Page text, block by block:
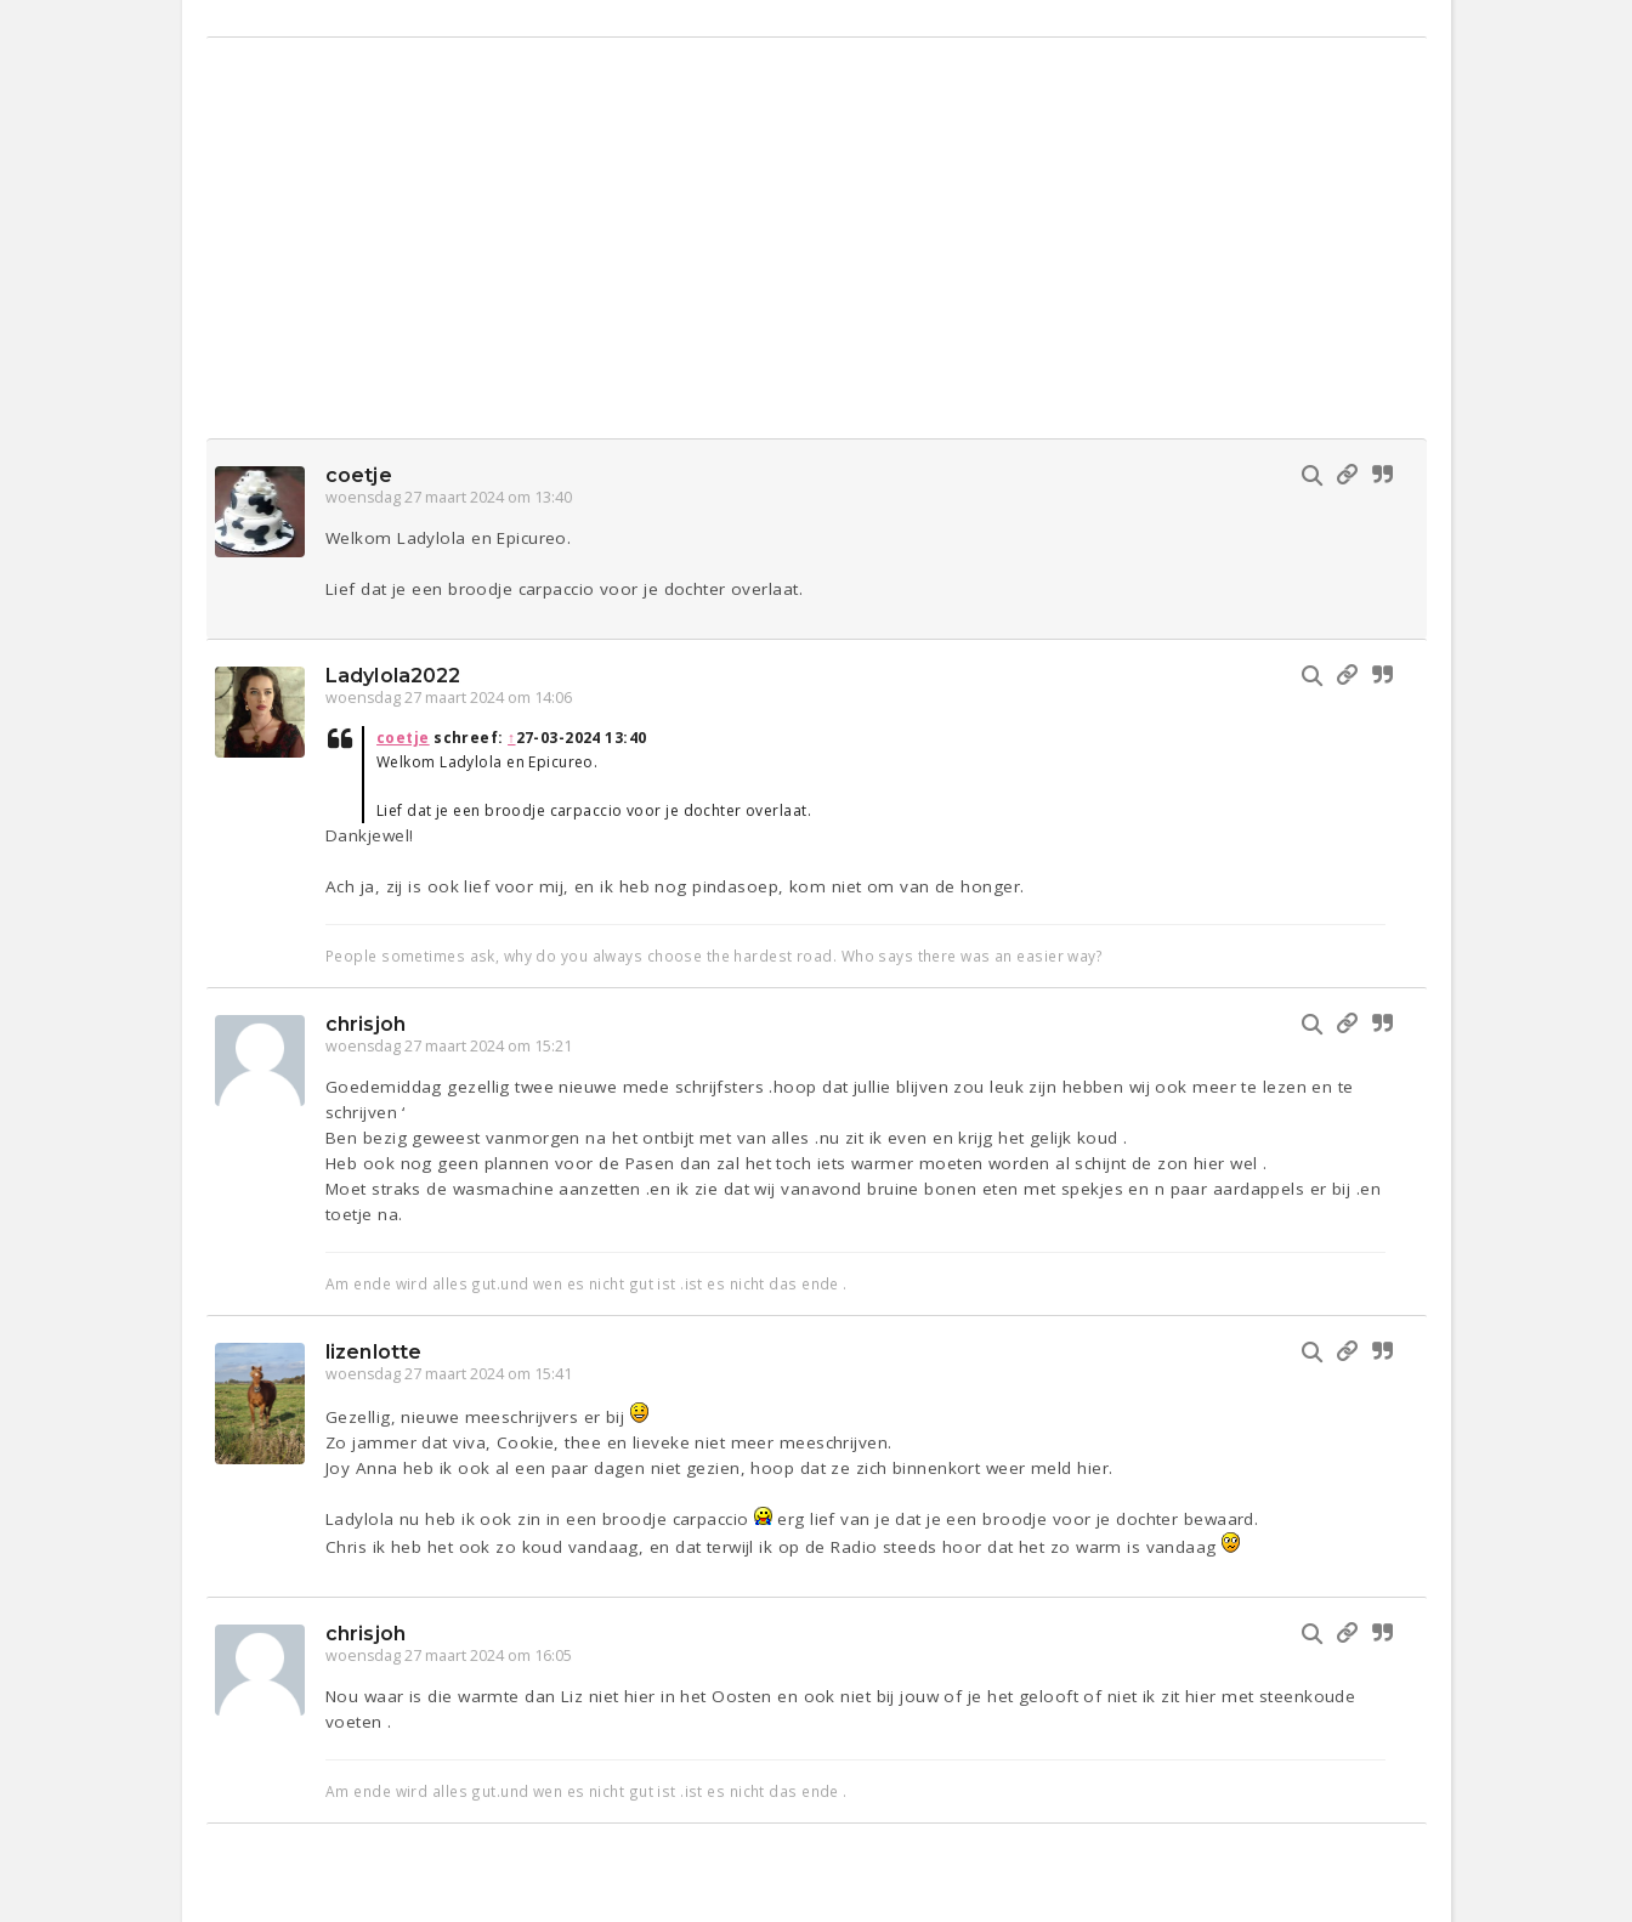
coetje
woensdag 27 maart 2024 om 13:40
Welkom Ladylola en Epicureo.
Lief dat je een broodje carpaccio voor je dochter overlaat.
Ladylola2022
woensdag 27 maart 2024 om 14:06
coetje schreef: ↑27-03-2024 13:40
Welkom Ladylola en Epicureo.
Lief dat je een broodje carpaccio voor je dochter overlaat.
Dankjewel!
Ach ja, zij is ook lief voor mij, en ik heb nog pindasoep, kom niet om van de honger.
People sometimes ask, why do you always choose the hardest road. Who says there was an easier way?
chrisjoh
woensdag 27 maart 2024 om 15:21
Goedemiddag gezellig twee nieuwe mede schrijfsters .hoop dat jullie blijven zou leuk zijn hebben wij ook meer te lezen en te
schrijven ‘
Ben bezig geweest vanmorgen na het ontbijt met van alles .nu zit ik even en krijg het gelijk koud .
Heb ook nog geen plannen voor de Pasen dan zal het toch iets warmer moeten worden al schijnt de zon hier wel .
Moet straks de wasmachine aanzetten .en ik zie dat wij vanavond bruine bonen eten met spekjes en n paar aardappels er bij .en
toetje na.
Am ende wird alles gut.und wen es nicht gut ist .ist es nicht das ende .
lizenlotte
woensdag 27 maart 2024 om 15:41
Gezellig, nieuwe meeschrijvers er bij
Zo jammer dat viva, Cookie, thee en lieveke niet meer meeschrijven.
Joy Anna heb ik ook al een paar dagen niet gezien, hoop dat ze zich binnenkort weer meld hier.
Ladylola nu heb ik ook zin in een broodje carpaccio
erg lief van je dat je een broodje voor je dochter bewaard.
Chris ik heb het ook zo koud vandaag, en dat terwijl ik op de Radio steeds hoor dat het zo warm is vandaag
chrisjoh
woensdag 27 maart 2024 om 16:05
Nou waar is die warmte dan Liz niet hier in het Oosten en ook niet bij jouw of je het gelooft of niet ik zit hier met steenkoude
voeten .
Am ende wird alles gut.und wen es nicht gut ist .ist es nicht das ende .